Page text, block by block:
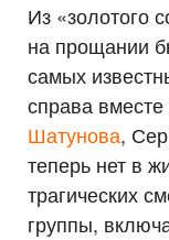
Из «золотого
на прощании
самых
справа
Шатунова,
теперь нет в
трагических
группы,